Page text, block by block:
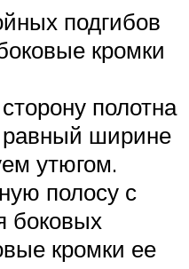
подгибов
кромки
полотна
равный ширине
утюгом.
полосу с
боковых
кромки ее